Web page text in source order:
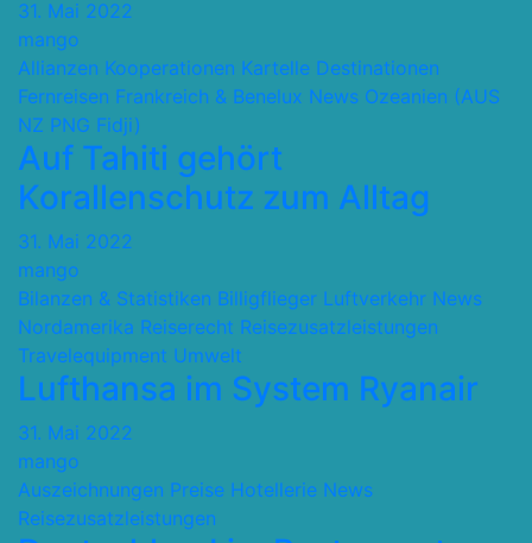
31. Mai 2022
mango
Allianzen Kooperationen Kartelle Destinationen
Fernreisen Frankreich & Benelux News Ozeanien (AUS
NZ PNG Fidji)
Auf Tahiti gehört
Korallenschutz zum Alltag
31. Mai 2022
mango
Bilanzen & Statistiken Billigflieger Luftverkehr News
Nordamerika Reiserecht Reisezusatzleistungen
Travelequipment Umwelt
Lufthansa im System Ryanair
31. Mai 2022
mango
Auszeichnungen Preise Hotellerie News
Reisezusatzleistungen